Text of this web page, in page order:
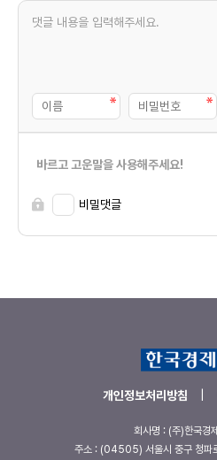
바르고 고운말을 사용해주세요!
비밀댓글
개인정보처리방침
회사명 : (주)한국경
주소 : (04505) 서울시 중구 청파